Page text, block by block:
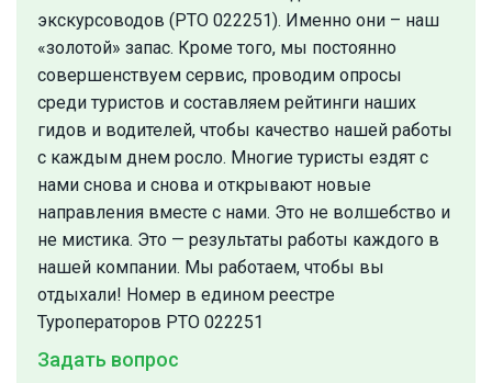
экскурсоводов (РТО 022251). Именно они – наш
«золотой» запас. Кроме того, мы постоянно
совершенствуем сервис, проводим опросы
среди туристов и составляем рейтинги наших
гидов и водителей, чтобы качество нашей работы
с каждым днем росло. Многие туристы ездят с
нами снова и снова и открывают новые
направления вместе с нами. Это не волшебство и
не мистика. Это — результаты работы каждого в
нашей компании. Мы работаем, чтобы вы
отдыхали! Номер в едином реестре
Туроператоров РТО 022251
Задать вопрос